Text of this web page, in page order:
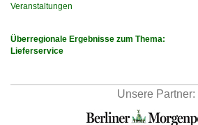
Veranstaltungen
Überregionale Ergebnisse zum Thema:
Lieferservice
Unsere Partner: